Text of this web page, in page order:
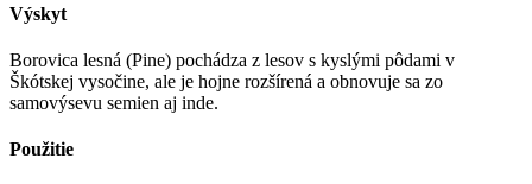
Výskyt
Borovica lesná (Pine) pochádza z lesov s kyslými pôdami v
Škótskej vysočine, ale je hojne rozšírená a obnovuje sa zo
samovýsevu semien aj inde.
Použitie